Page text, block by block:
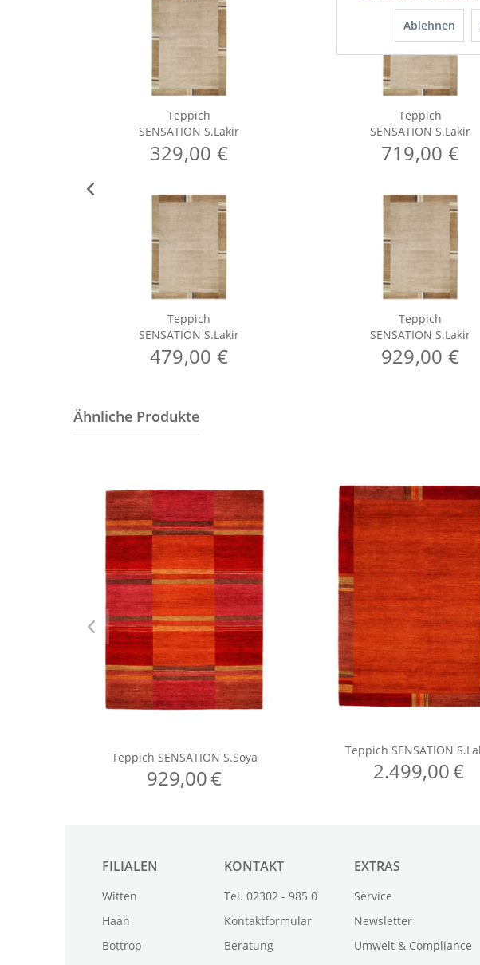
Teppich
SENSATION S.Lakir
329,00 €
Teppich
SENSATION S.Lakir
479,00 €
Teppich
SENSATION S.Lakir
719,00 €
Teppich
SENSATION S.Lakir
929,00 €
FILIALEN
Witten
Haan
Bottrop
KONTAKT
Tel. 02302 - 985 0
Kontaktformular
Beratung
EXTRAS
Service
Newsletter
Umwelt & Compliance
Ablehnen